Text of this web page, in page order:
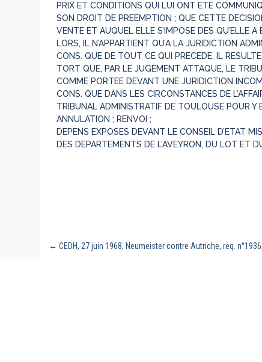
PRIX ET CONDITIONS QUI LUI ONT ETE
SON DROIT DE PREEMPTION ; QUE CETTE
VENTE ET AUQUEL ELLE S’IMPOSE DES QU’ELLE
LORS, IL N’APPARTIENT QU’A LA JURIDICTION
CONS. QUE DE TOUT CE QUI PRECEDE, IL
TORT QUE, PAR LE JUGEMENT ATTAQUE, LE
COMME PORTEE DEVANT UNE JURIDICTION
CONS. QUE DANS LES CIRCONSTANCES DE
TRIBUNAL ADMINISTRATIF DE TOULOUSE POUR Y
ANNULATION ; RENVOI ;
DEPENS EXPOSES DEVANT LE CONSEIL D’ETAT
DES DEPARTEMENTS DE L’AVEYRON, DU LOT ET
← CEDH, 27 juin 1968, Neumeister contre Autriche, req.